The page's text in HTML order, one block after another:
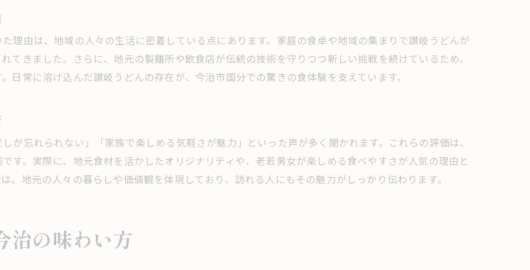
理由は、地域の人々の生活に密着している点にあります。家庭の食卓や地域の集まりで讃岐うどんが
てきました。さらに、地元の製麺所や飲食店が伝統の技術を守りつつ新しい挑戦を続けているため、
日常に溶け込んだ讃岐うどんの存在が、今治市国分での驚きの食体験を支えています。
が忘れられない」「家族で楽しめる気軽さが魅力」といった声が多く聞かれます。これらの評価は、
す。実際に、地元食材を活かしたオリジナリティや、老若男女が楽しめる食べやすさが人気の理由と
、地元の人々の暮らしや価値観を体現しており、訪れる人にもその魅力がしっかり伝わります。
治の味わい方